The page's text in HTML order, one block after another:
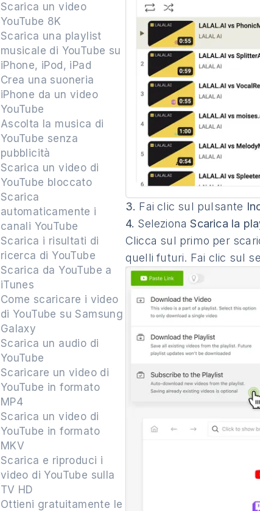
Scarica un video
YouTube 8K
Scarica una playlist
musicale di YouTube su
iPhone, iPod, iPad
Crea una suoneria
iPhone da un video
YouTube
Ascolta la musica di
YouTube senza
pubblicità
Scarica un video di
YouTube bloccato
Scarica
automaticamente i
canali YouTube
Scarica i risultati di
ricerca di YouTube
Scarica da YouTube a
iTunes
Come scaricare i video
di YouTube su Samsung
Galaxy
Scarica un audio di
YouTube
Scaricare un video di
YouTube in formato
MP4
Scarica un video di
YouTube in formato
MKV
Scarica e riproduci i
video di YouTube sulla
TV HD
Ottieni gratuitamente le
3. Fai clic sul pulsante
4. SelezionaScarica la
Clicca sul primo per
quelli futuri. Fai clic sul